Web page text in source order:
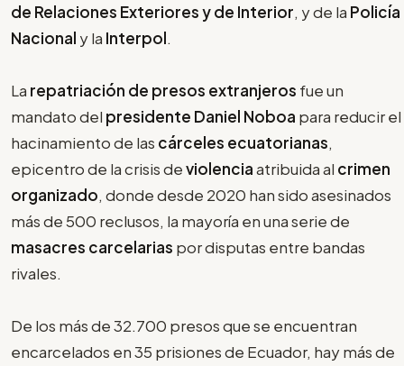
de Relaciones Exteriores y de Interior, y de la Policía
Nacional y la Interpol.
La repatriación de presos extranjeros fue un
mandato del presidente Daniel Noboa para reducir el
hacinamiento de las cárceles ecuatorianas,
epicentro de la crisis deviolenciaatribuida al crimen
organizado, donde desde 2020 han sido asesinados
más de 500 reclusos, la mayoría en una serie de
masacres carcelarias por disputas entre bandas
rivales.
De los más de 32.700 presos que se encuentran
encarcelados en 35 prisiones de Ecuador, hay más de